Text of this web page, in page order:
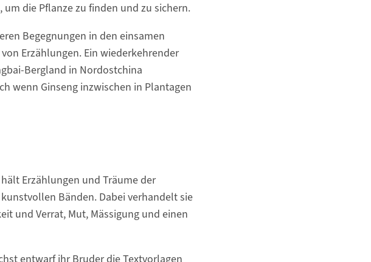
die Pflanze zu finden und zu sichern.
Begegnungen in den einsamen
Erzählungen. Ein wiederkehrender
Bergland in Nordostchina
wenn Ginseng inzwischen in Plantagen
Erzählungen und Träume der
Bänden. Dabei verhandelt sie
und Verrat, Mut, Mässigung und einen